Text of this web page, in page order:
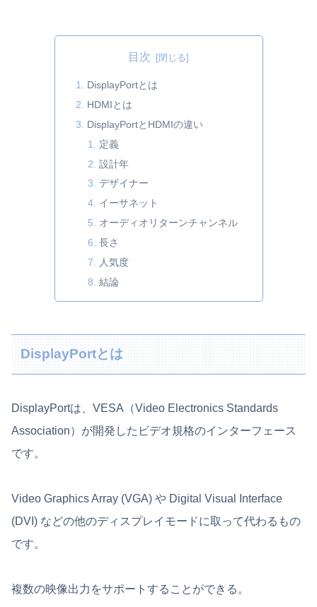
目次
DisplayPortとは
HDMIとは
DisplayPortとHDMIの違い
定義
設計年
デザイナー
イーサネット
オーディオリターンチャンネル
長さ
人気度
結論
DisplayPortとは
DisplayPortは、VESA（Video Electronics Standards
Association）が開発したビデオ規格のインターフェース
です。
Video Graphics Array (VGA) や Digital Visual Interface
(DVI) などの他のディスプレイモードに取って代わるもの
です。
複数の映像出力をサポートすることができる。